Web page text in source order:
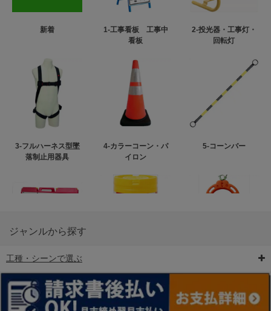
新着
1-工事看板 工事中
看板
2-投光器・工事灯・
回転灯
3-フルハーネス型墜
落制止用器具
4-カラーコーン・パ
イロン
5-コーンバー
6-矢印板/LED矢印板
ンス
ジャンルから探す
工種・シーンで選ぶ